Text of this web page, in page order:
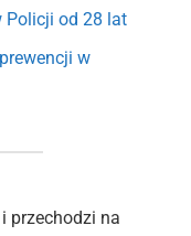
Policji od 28 lat
w
przechodzi na